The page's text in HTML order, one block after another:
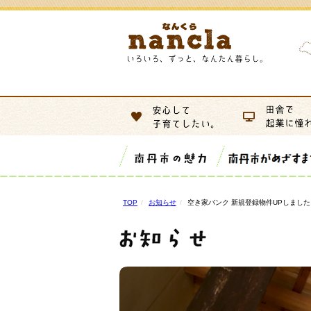
TOP お知らせ 空き家バンク 新規登録物件UPしまし